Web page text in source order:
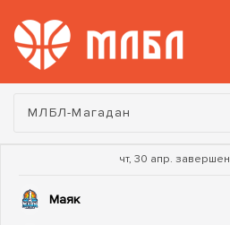
Турнир:
МЛБЛ-Магадан
чт, 30 апр. завершен
Маяк